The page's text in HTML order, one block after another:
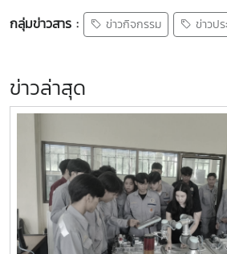
กลุ่มข่าวสาร : ข่าวกิจกรรม ข่าวป
ข่าวล่าสุด